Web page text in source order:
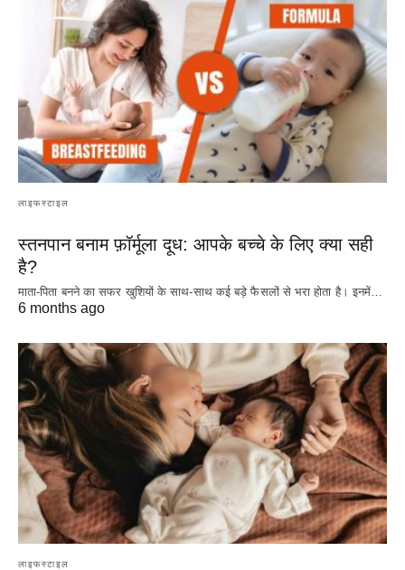
लाइफस्टाइल
स्तनपान बनाम फ़ॉर्मूला दूध: आपके बच्चे के लिए क्या सही
है?
माता-पिता बनने का सफर खुशियों के साथ-साथ कई बड़े फैसलों से भरा होता है। इनमें…
6 months ago
लाइफस्टाइल